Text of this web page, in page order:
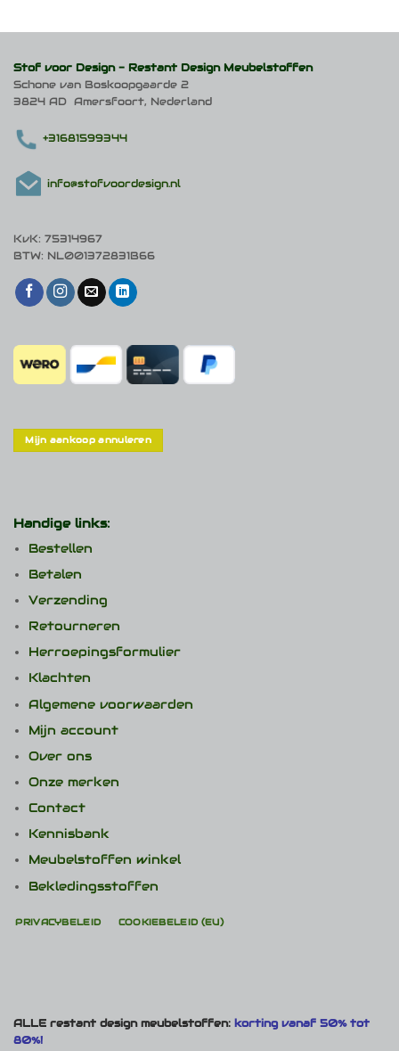
Stof voor Design - Restant Design Meubelstoffen
Schone van Boskoopgaarde 2
3824 AD Amersfoort, Nederland
+31681599344
info@stofvoordesign.nl
KvK: 75314967
BTW: NL001372831B66
Mijn aankoop annuleren
Handige links:
Bestellen
Betalen
Verzending
Retourneren
Herroepingsformulier
Klachten
Algemene voorwaarden
Mijn account
Over ons
Onze merken
Contact
Kennisbank
Meubelstoffen winkel
Bekledingsstoffen
PRIVACYBELEID COOKIEBELEID (EU)
ALLE restant design meubelstoffen: korting vanaf 50% tot
80%!